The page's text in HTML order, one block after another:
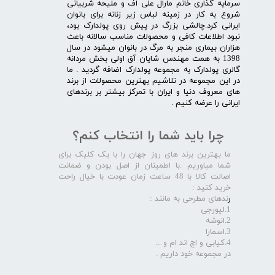
سرمایه گذاری خانم مارال علی اف و ملیحه شربیانی
شروع به کار در زمینه لباس زیر زنانه برای بانوان
ایرانی کرد.چالشی بزرگ در پیش روی پولدارک بود،
نبود اطلاعات کافی و محصولات مناسب سالانه باعث
هزاران بیماری منجر به مرگ در بانوان میشود در سال
1398 به همت مهندس شایان آق اولی بخش مردانه
گالری پولدارک به مجموعه پولدارک اضافه گردید . ما
در این مجموعه در تلاشیم بهترین محصولات از برند
های معروف دنیا و ایران با تمرکز بیشتر بر برندهای
ایرانی را عرضه کنیم .​​​​​​​
چرا باید شما را انتخاب کنم؟
ما بهترین برند های روز جهان را با یک کلیک برای
شما میاوریم .با اطمینان از اصل بودن و ضمانت
اصالت کالا با 48 ساعت زمان عودت با خیال راحت
خرید کنید :
رندهای مطرحی به مانند :
1.لیورجی
2.انوشه
3.اسمارا
4.کیابی و اچ اند ام و ...
در مجموعه خود داریم .​​​​​​​